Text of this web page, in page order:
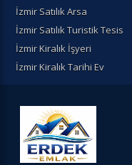
İzmir Satılık Arsa
İzmir Satılık Turistik Tesis
İzmir Kiralık İşyeri
İzmir Kiralık Tarihi Ev